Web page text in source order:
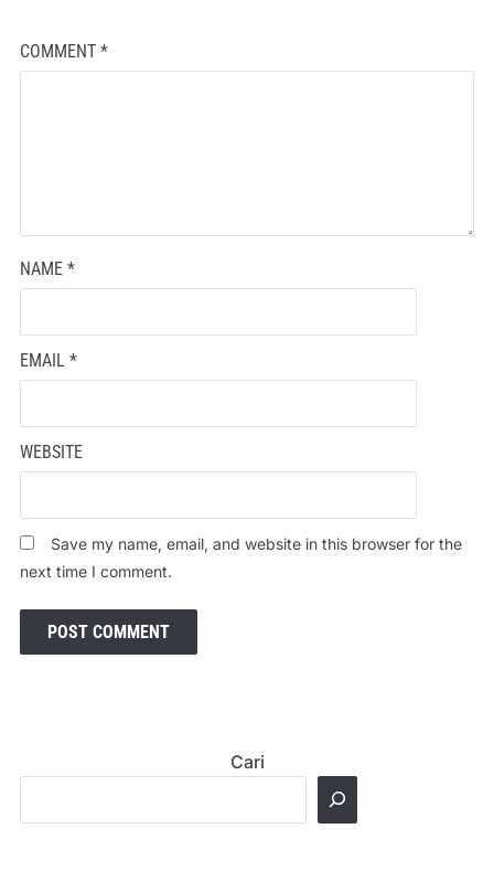
COMMENT *
NAME *
EMAIL *
WEBSITE
Save my name, email, and website in this browser for the
next time I comment.
Cari